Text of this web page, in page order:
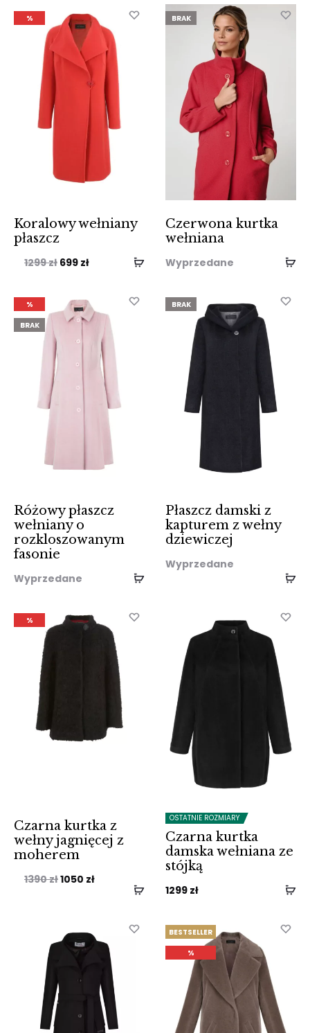
%
Koralowy wełniany
płaszcz
1299zł Pierwotna
wynosiła:
1299 zł.
699 złAktualna
wynosi:
699 zł.
BRAK
Czerwona kurtka
wełniana
Wyprzedane
%
BRAK
Różowy płaszcz
wełniany o
rozkloszowanym
fasonie
Wyprzedane
BRAK
Płaszcz damski z
kapturem z wełny
dziewiczej
Wyprzedane
%
Czarna kurtka z
wełny jagnięcej z
moherem
1390złPierwotna
1390 zł.
1050 złAktualna
1050 zł.
OSTATNIE ROZMIARY
Czarna kurtka
damska wełniana ze
stójką
1299 zł
BESTSELLER
%